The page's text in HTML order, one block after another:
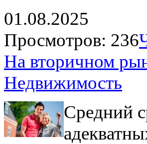
01.08.2025
Просмотров: 236
На вторичном
Недвижимость
Средний